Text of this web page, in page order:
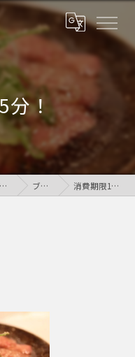
！
大阪府天神橋筋六丁目の居酒屋なら鶏居酒屋pao福 ブログ 消費期限15分！